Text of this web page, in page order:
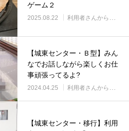
ゲーム２
2025.08.22 利用者さんから
【城東センター・Ｂ型】みん
なでお話しながら楽しくお仕
事頑張ってるよ?
2024.04.25 利用者さんから
【城東センター・移行】利用